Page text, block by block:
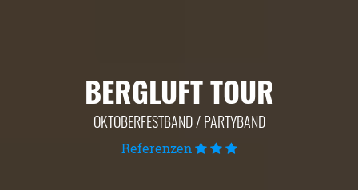
BERGLUFT TOUR
OKTOBERFESTBAND / PARTYBAND
Referenzen